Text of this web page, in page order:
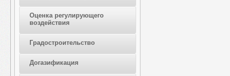
Оценка регулирующего
воздействия
Градостроительство
Догазификация